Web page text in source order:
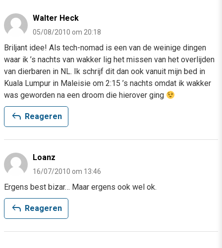
Walter Heck
05/08/2010 om 20:18
Briljant idee! Als tech-nomad is een van de weinige dingen
waar ik ’s nachts van wakker lig het missen van het overlijden
van dierbaren in NL. Ik schrijf dit dan ook vanuit mijn bed in
Kuala Lumpur in Maleisie om 2:15 ’s nachts omdat ik wakker
was geworden na een droom die hierover ging
reply Reageren
Loanz
16/07/2010 om 13:46
Ergens best bizar… Maar ergens ook wel ok.
reply Reageren